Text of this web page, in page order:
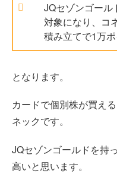
JQセゾンゴール
対象になり、コ
積み立てで1万
となります。
カードで個別株が買え
ネックです。
JQセゾンゴールドを持
高いと思います。